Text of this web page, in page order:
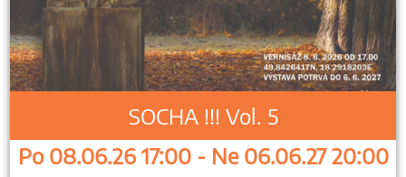
SOCHA !!! Vol. 5
Po 08.06.26 17:00 - Ne 06.06.27 20:00